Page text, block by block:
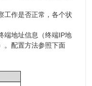
工作是否正常，各个状
端地址信息（终端IP地
。配置方法参照下面